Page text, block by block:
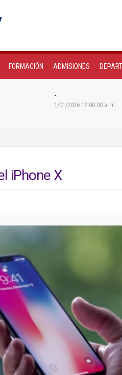
FORMACIÓN ADMISIONES
-
1/01/2026 12:00:00 a. m.
iPhone X